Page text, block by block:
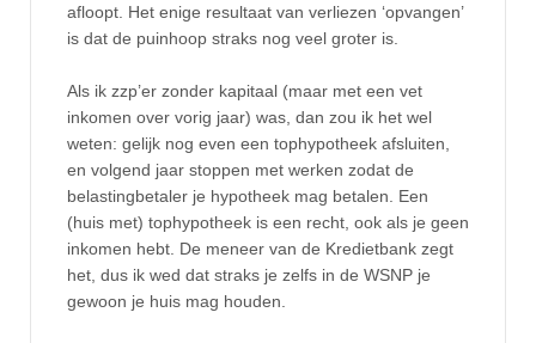
afloopt. Het enige resultaat van verliezen ‘opvangen’
is dat de puinhoop straks nog veel groter is.
Als ik zzp’er zonder kapitaal (maar met een vet
inkomen over vorig jaar) was, dan zou ik het wel
weten: gelijk nog even een tophypotheek afsluiten,
en volgend jaar stoppen met werken zodat de
belastingbetaler je hypotheek mag betalen. Een
(huis met) tophypotheek is een recht, ook als je geen
inkomen hebt. De meneer van de Kredietbank zegt
het, dus ik wed dat straks je zelfs in de WSNP je
gewoon je huis mag houden.